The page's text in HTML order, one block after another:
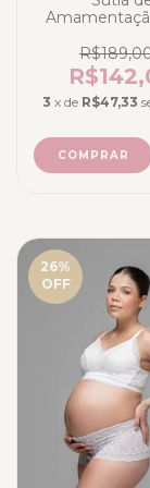
3 x de R$47,33
COMPRAR
26%
OFF